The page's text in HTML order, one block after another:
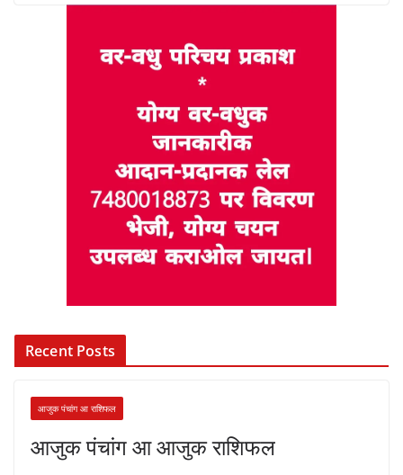
Recent Posts
आजुक पंचांग आ राशिफल
आजुक पंचांग आ आजुक राशिफल